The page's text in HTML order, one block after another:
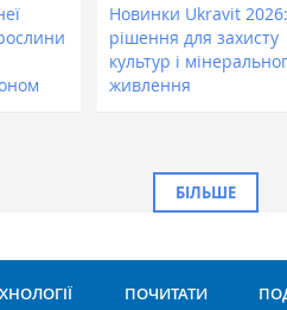
Новинки Ukravit 2026:
рішення для захисту
культур і
живлення
БІЛЬШЕ
ПОЧИТАТИ